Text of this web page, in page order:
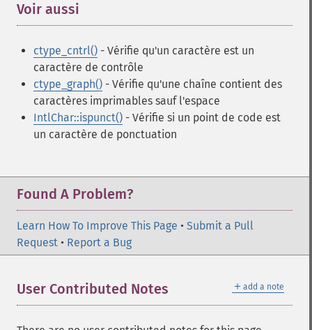
Voir aussi
ctype_cntrl() - Vérifie qu'un caractère est un
caractère de contrôle
ctype_graph() - Vérifie qu'une chaîne contient des
caractères imprimables sauf l'espace
IntlChar::ispunct() - Vérifie si un point de code est
un caractère de ponctuation
Found A Problem?
Learn How To Improve This Page • Submit a Pull
Request • Report a Bug
＋ add a note
User Contributed Notes